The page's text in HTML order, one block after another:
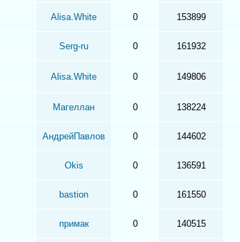
Alisa.White 0 153899
Serg-ru 0 161932
Alisa.White 0 149806
Магеллан 0 138224
АндрейПавлов 0 144602
Okis 0 136591
bastion 0 161550
примак 0 140515